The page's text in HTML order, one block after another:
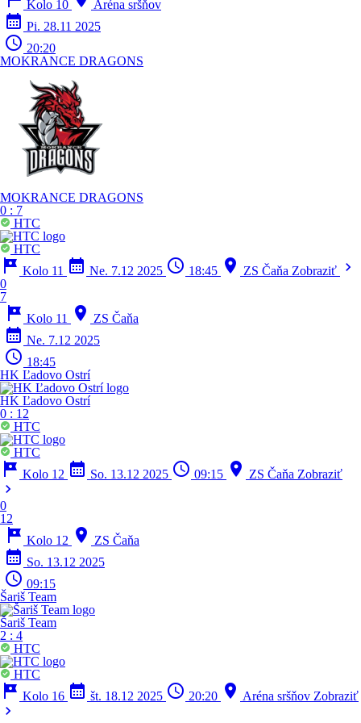
Kolo 10 Aréna sršňov
calendar_month Pi. 28.11 2025
schedule 20:20
MOKRANCE DRAGONS
MOKRANCE DRAGONS
0 : 7
HTC
HTC
tour Kolo 11 calendar_month Ne. 7.12 2025 schedule 18:45 location_on ZS Čaňa Zobraziť chevron_right
0
7
tour Kolo 11 location_on ZS Čaňa
calendar_month Ne. 7.12 2025
schedule 18:45
HK Ľadovo Ostrí
HK Ľadovo Ostrí
0 : 12
HTC
HTC
tour Kolo 12 calendar_month So. 13.12 2025 schedule 09:15 location_on ZS Čaňa Zobraziť
chevron_right
0
12
tour Kolo 12 location_on ZS Čaňa
calendar_month So. 13.12 2025
schedule 09:15
Šariš Team
Šariš Team
2 : 4
HTC
HTC
tour Kolo 16 calendar_month št. 18.12 2025 schedule 20:20 location_on Aréna sršňov Zobraziť
chevron_right